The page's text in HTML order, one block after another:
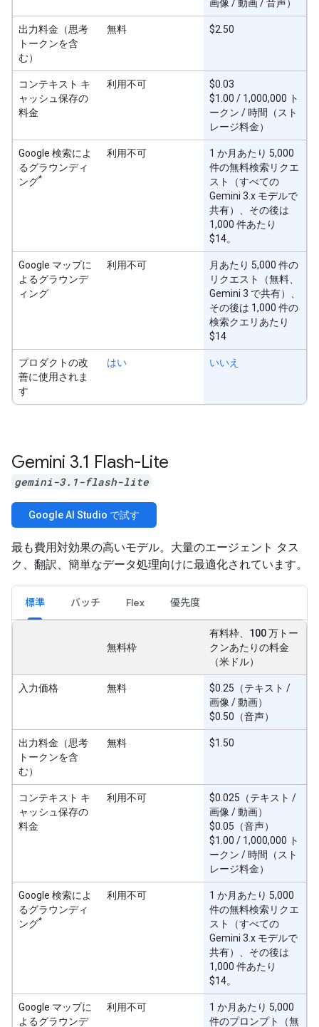
画像 / 動画 / 音声）
出力料金（思考
トークンを含
む）
無料 $2.50
コンテキスト キ
ャッシュ保存の
料金
利用不可
$0.03
$1.00 / 1,000,000 ト
ークン / 時間（スト
レージ料金）
Google 検索によ
るグラウンディ
ング*
利用不可
1 か月あたり 5,000
件の無料検索リクエ
スト（すべての
Gemini 3.x モデルで
共有）、その後は
1,000 件あたり
$14。
Google マップに
よるグラウンデ
ィング
利用不可
月あたり 5,000 件の
リクエスト（無料、
Gemini 3 で共有）、
その後は 1,000 件の
検索クエリあたり
$14
プロダクトの改
善に使用されま
す
はい いいえ
Gemini 3.1 Flash-Lite
gemini-3.1-flash-lite
Google AI Studio で試す
最も費用対効果の高いモデル。大量のエージェント タス
ク、翻訳、簡単なデータ処理向けに最適化されています。
標準 バッチ Flex 優先度
無料枠
有料枠、100 万トー
クンあたりの料金
（米ドル）
入力価格 無料
$0.25（テキスト /
画像 / 動画）
$0.50（音声）
出力料金（思考
トークンを含
む）
無料 $1.50
コンテキスト キ
ャッシュ保存の
料金
利用不可
$0.025（テキスト /
画像 / 動画）
$0.05（音声）
$1.00 / 1,000,000 ト
ークン / 時間（スト
レージ料金）
Google 検索によ
るグラウンディ
ング*
利用不可
1 か月あたり 5,000
件の無料検索リクエ
スト（すべての
Gemini 3.x モデルで
共有）、その後は
1,000 件あたり
$14。
Google マップに
よるグラウンデ
利用不可
1 か月あたり 5,000
件のプロンプト（無